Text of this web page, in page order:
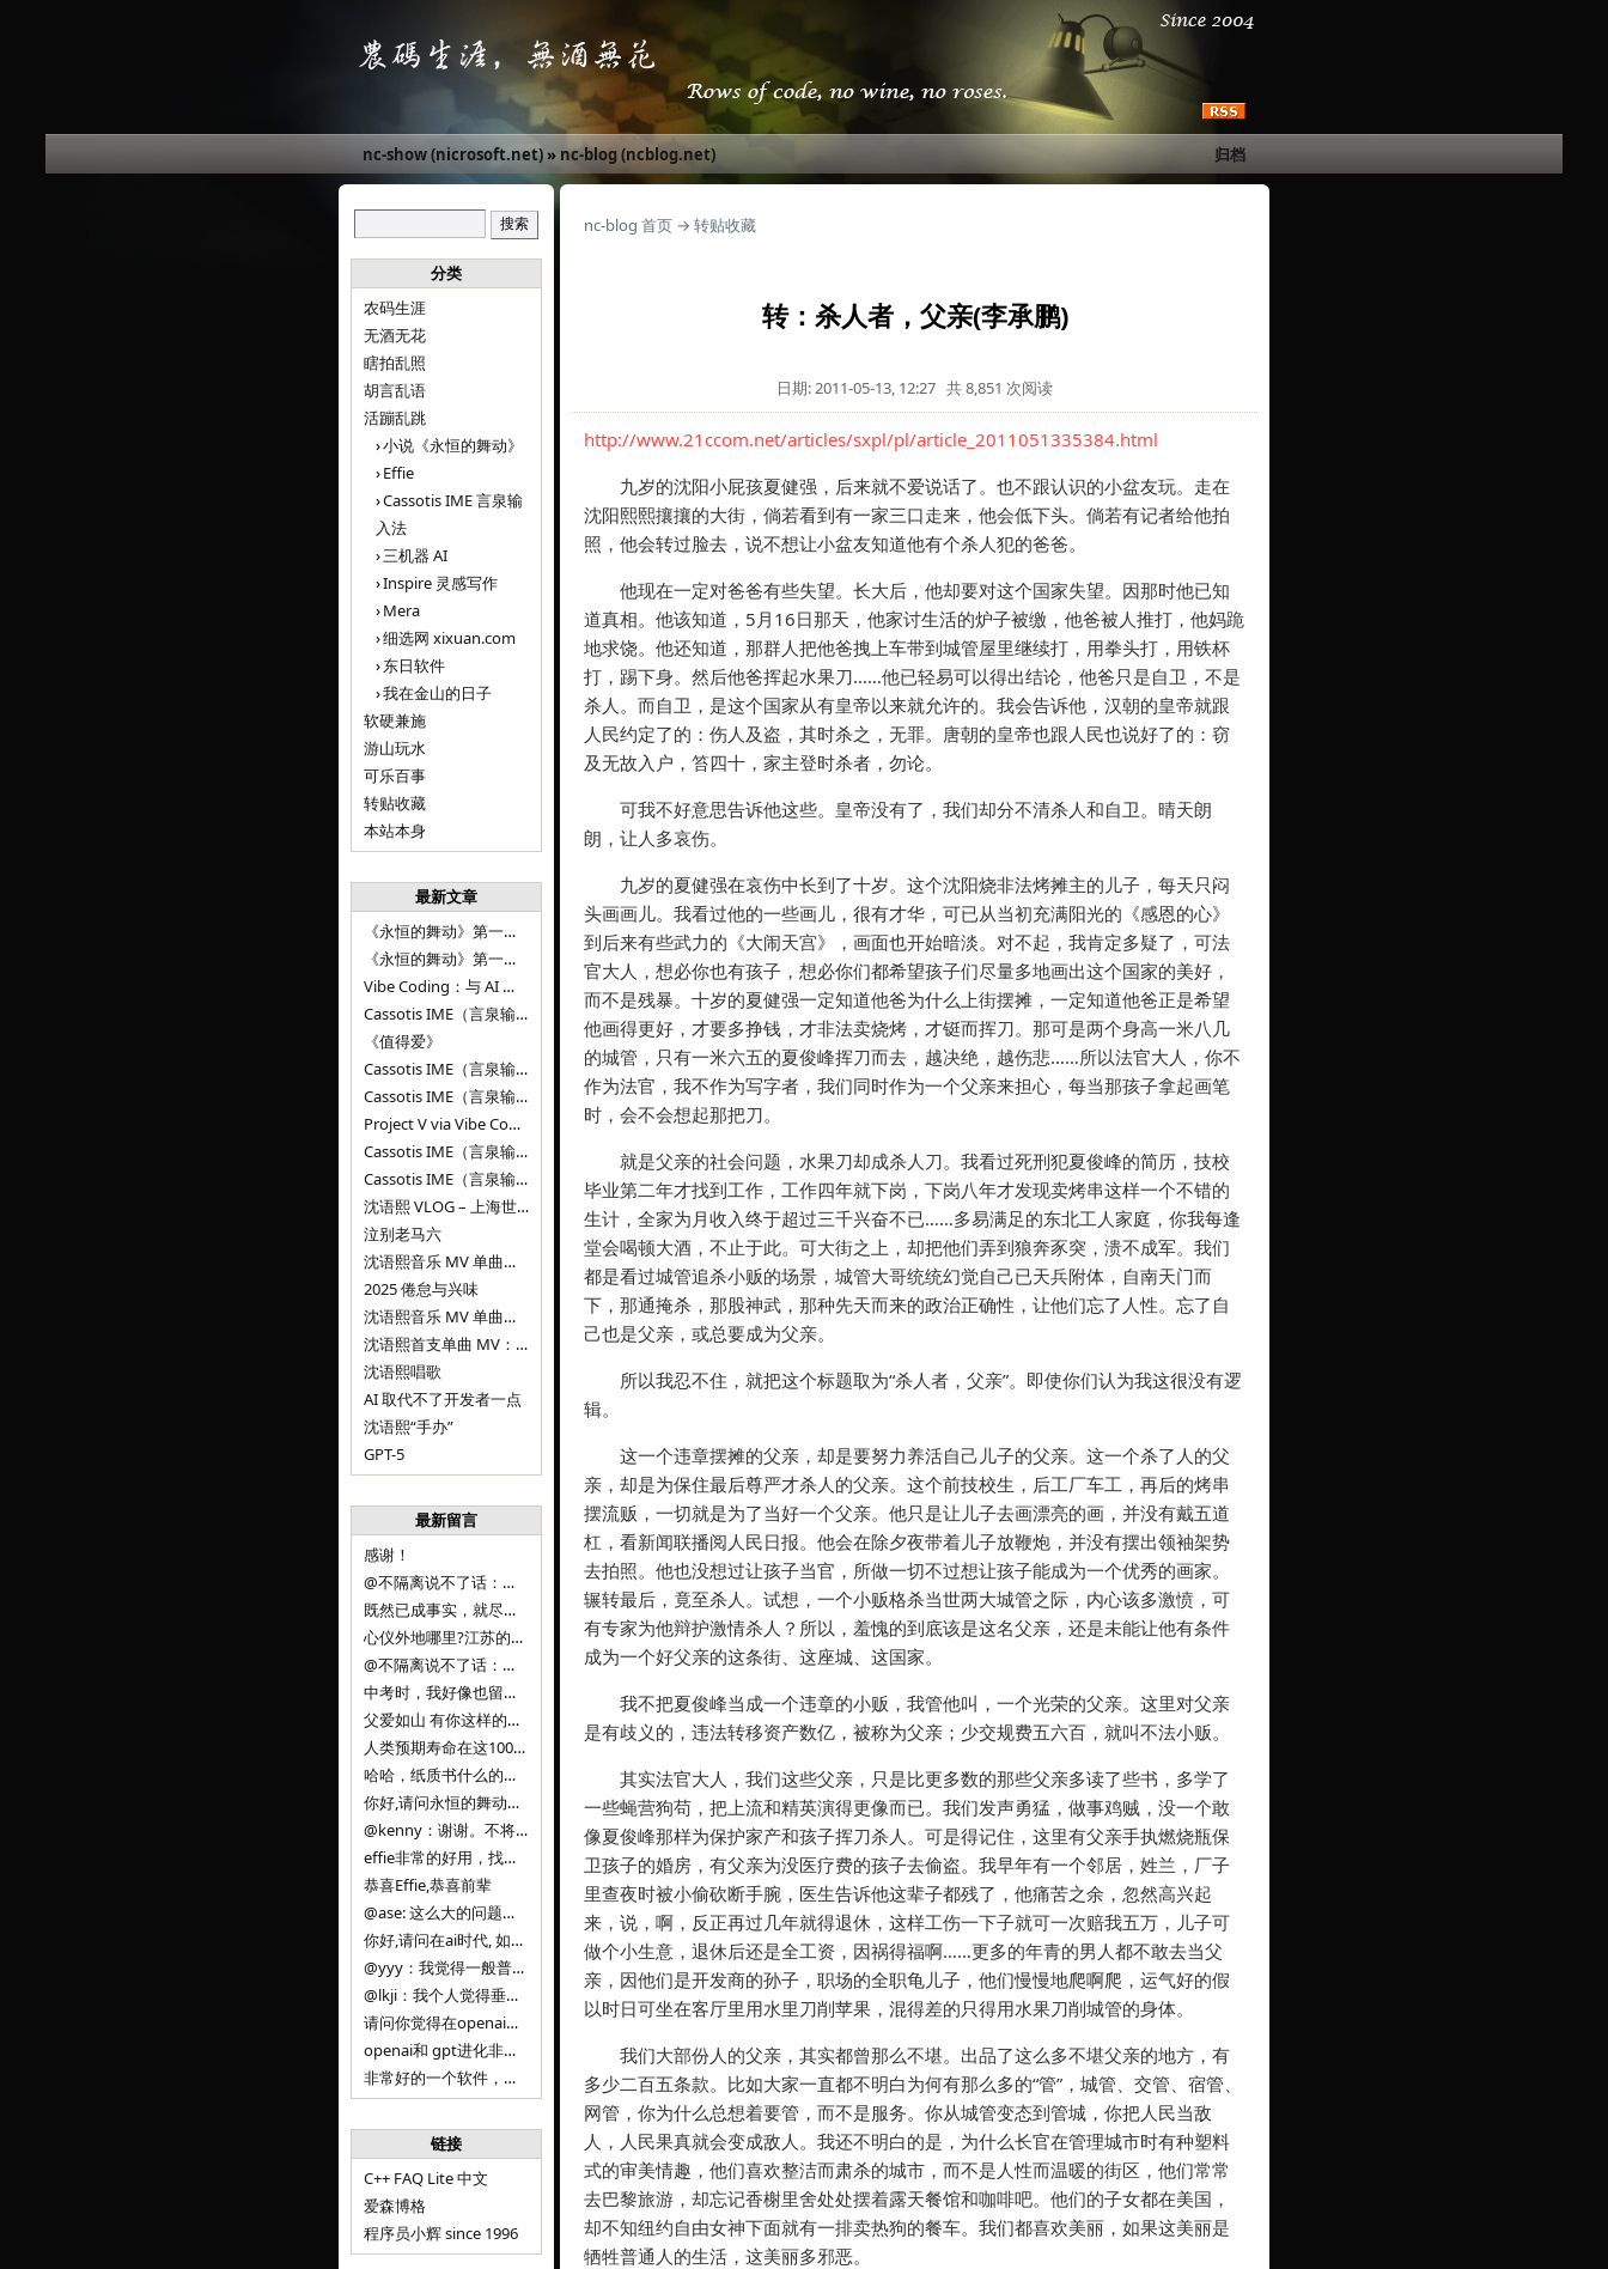
nc-show (nicrosoft.net)» nc-blog (ncblog.net) 归档
分类
农码生涯
无酒无花
瞎拍乱照
胡言乱语
活蹦乱跳
小说《永恒的舞动》
Effie
Cassotis IME 言泉输
入法
三机器 AI
Inspire 灵感写作
Mera
细选网 xixuan.com
东日软件
我在金山的日子
软硬兼施
游山玩水
可乐百事
转贴收藏
本站本身
最新文章
《永恒的舞动》第一百二十八章
《永恒的舞动》第一百二十七章
Vibe Coding：与 AI 并肩进步——言泉输入法 v0.4.1
Cassotis IME（言泉输入法）v0.3.1
《值得爱》
Cassotis IME（言泉输入法）v0.2.0
Cassotis IME（言泉输入法）v0.1.0
Project V via Vibe Coding
Cassotis IME（言泉输入法）阶段二
Cassotis IME（言泉输入法）
沈语熙 VLOG – 上海世博文化公园双子山
泣别老马六
沈语熙音乐 MV 单曲第三弹：代码与白T恤
2025 倦怠与兴味
沈语熙音乐 MV 单曲第二弹：优雅时间
沈语熙首支单曲 MV：告别的倒影
沈语熙唱歌
AI 取代不了开发者一点
沈语熙“手办”
GPT-5
最新留言
感谢！
@不隔离说不了话：浙江的
既然已成事实，就尽量接受了。 事情未能如愿已是不幸，没必要为此反复纠结来进行不必要的自我惩罚。 之前问过家里的小朋友是否想学编
心仪外地哪里?江苏的？顺其自然，全面发展才是。
@不隔离说不了话：确实，一晃三年。
中考时，我好像也留言过的，可乐好像和我们考得差不多。 一晃三年，我们江苏24年，物化生612分，女孩。 其实高考只是长跑的
父爱如山 有你这样的父亲做后盾，可乐未来的路一定会走得踏实又精彩
人类预期寿命在这100年，每2-3年增长一岁，到你们这一代大概率能到100岁，46岁还是正当年,可能不是八九点中的太阳了，但还是1
哈哈，纸质书什么的目前没有打算和计划，微信读书我不太熟悉，研究看看。目前，我只发在自己博客和起点上。关于小说内容方面，谢谢你的建议
你好,请问永恒的舞动什么时候可以出版纸质书,或者登陆微信读书.另外小说内容能不能更大气一些,不要只是局限于与一对男女的爱情和ai安
@kenny：谢谢。不将GIF显示为动图，主要是考虑到Effie本身的“极简、无干扰”的设计哲学，动图无疑是“干扰”之一。
effie非常的好用，找了很多年，终于找到这款，已经推荐给身边不少朋友使用和付费。有个小建议，文档里面是否可以增加gif的动图显示
恭喜Effie,恭喜前辈
@ase: 这么大的问题，我觉得我并没有答案。又或者说，每个人（公司）有自己的答案。
你好,请问在ai时代, 如何做软件. 是像以前那样,先构建软件的功能界面和服务,比如Office,嘀嘀打车,airbnb那样的界面
@yyy：我觉得一般普通人（非技术类以及非AI专业领域的人）会接触到的大语言模型肯定是大厂的超级模型。开源模型以后会更多被用在垂直
@lkji：我个人觉得垂直模型会自成一条发展线路的。AI 落地实际应用，一定还是垂直领域会更多。只是，垂直领域每个领域都不大，所以
请问你觉得在openai大语言模型一日千里的情况下，人们还需要去了解学习理解使用开源模型吗，还是说只需要使用openai的大语言模
openai和 gpt进化非常快， 还有垂直模型的机会吗
非常好的一个软件，恭喜。
链接
C++ FAQ Lite 中文
爱森博格
程序员小辉 since 1996
nc-blog 首页 → 转贴收藏
转：杀人者，父亲(李承鹏)
日期: 2011-05-13, 12:27 共 8,851 次阅读
http://www.21ccom.net/articles/sxpl/pl/article_2011051335384.html
九岁的沈阳小屁孩夏健强，后来就不爱说话了。也不跟认识的小盆友玩。走在
沈阳熙熙攘攘的大街，倘若看到有一家三口走来，他会低下头。倘若有记者给他拍
照，他会转过脸去，说不想让小盆友知道他有个杀人犯的爸爸。
他现在一定对爸爸有些失望。长大后，他却要对这个国家失望。因那时他已知
道真相。他该知道，5月16日那天，他家讨生活的炉子被缴，他爸被人推打，他妈跪
地求饶。他还知道，那群人把他爸拽上车带到城管屋里继续打，用拳头打，用铁杯
打，踢下身。然后他爸挥起水果刀……他已轻易可以得出结论，他爸只是自卫，不是
杀人。而自卫，是这个国家从有皇帝以来就允许的。我会告诉他，汉朝的皇帝就跟
人民约定了的：伤人及盗，其时杀之，无罪。唐朝的皇帝也跟人民也说好了的：窃
及无故入户，笞四十，家主登时杀者，勿论。
可我不好意思告诉他这些。皇帝没有了，我们却分不清杀人和自卫。晴天朗
朗，让人多哀伤。
九岁的夏健强在哀伤中长到了十岁。这个沈阳烧非法烤摊主的儿子，每天只闷
头画画儿。我看过他的一些画儿，很有才华，可已从当初充满阳光的《感恩的心》
到后来有些武力的《大闹天宫》，画面也开始暗淡。对不起，我肯定多疑了，可法
官大人，想必你也有孩子，想必你们都希望孩子们尽量多地画出这个国家的美好，
而不是残暴。十岁的夏健强一定知道他爸为什么上街摆摊，一定知道他爸正是希望
他画得更好，才要多挣钱，才非法卖烧烤，才铤而挥刀。那可是两个身高一米八几
的城管，只有一米六五的夏俊峰挥刀而去，越决绝，越伤悲……所以法官大人，你不
作为法官，我不作为写字者，我们同时作为一个父亲来担心，每当那孩子拿起画笔
时，会不会想起那把刀。
就是父亲的社会问题，水果刀却成杀人刀。我看过死刑犯夏俊峰的简历，技校
毕业第二年才找到工作，工作四年就下岗，下岗八年才发现卖烤串这样一个不错的
生计，全家为月收入终于超过三千兴奋不已……多易满足的东北工人家庭，你我每逢
堂会喝顿大酒，不止于此。可大街之上，却把他们弄到狼奔豕突，溃不成军。我们
都是看过城管追杀小贩的场景，城管大哥统统幻觉自己已天兵附体，自南天门而
下，那通掩杀，那股神武，那种先天而来的政治正确性，让他们忘了人性。忘了自
己也是父亲，或总要成为父亲。
所以我忍不住，就把这个标题取为“杀人者，父亲”。即使你们认为我这很没有逻
辑。
这一个违章摆摊的父亲，却是要努力养活自己儿子的父亲。这一个杀了人的父
亲，却是为保住最后尊严才杀人的父亲。这个前技校生，后工厂车工，再后的烤串
摆流贩，一切就是为了当好一个父亲。他只是让儿子去画漂亮的画，并没有戴五道
杠，看新闻联播阅人民日报。他会在除夕夜带着儿子放鞭炮，并没有摆出领袖架势
去拍照。他也没想过让孩子当官，所做一切不过想让孩子能成为一个优秀的画家。
辗转最后，竟至杀人。试想，一个小贩格杀当世两大城管之际，内心该多激愤，可
有专家为他辩护激情杀人？所以，羞愧的到底该是这名父亲，还是未能让他有条件
成为一个好父亲的这条街、这座城、这国家。
我不把夏俊峰当成一个违章的小贩，我管他叫，一个光荣的父亲。这里对父亲
是有歧义的，违法转移资产数亿，被称为父亲；少交规费五六百，就叫不法小贩。
其实法官大人，我们这些父亲，只是比更多数的那些父亲多读了些书，多学了
一些蝇营狗苟，把上流和精英演得更像而已。我们发声勇猛，做事鸡贼，没一个敢
像夏俊峰那样为保护家产和孩子挥刀杀人。可是得记住，这里有父亲手执燃烧瓶保
卫孩子的婚房，有父亲为没医疗费的孩子去偷盗。我早年有一个邻居，姓兰，厂子
里查夜时被小偷砍断手腕，医生告诉他这辈子都残了，他痛苦之余，忽然高兴起
来，说，啊，反正再过几年就得退休，这样工伤一下子就可一次赔我五万，儿子可
做个小生意，退休后还是全工资，因祸得福啊……更多的年青的男人都不敢去当父
亲，因他们是开发商的孙子，职场的全职龟儿子，他们慢慢地爬啊爬，运气好的假
以时日可坐在客厅里用水里刀削苹果，混得差的只得用水果刀削城管的身体。
我们大部份人的父亲，其实都曾那么不堪。出品了这么多不堪父亲的地方，有
多少二百五条款。比如大家一直都不明白为何有那么多的“管”，城管、交管、宿管、
网管，你为什么总想着要管，而不是服务。你从城管变态到管城，你把人民当敌
人，人民果真就会变成敌人。我还不明白的是，为什么长官在管理城市时有种塑料
式的审美情趣，他们喜欢整洁而肃杀的城市，而不是人性而温暖的街区，他们常常
去巴黎旅游，却忘记香榭里舍处处摆着露天餐馆和咖啡吧。他们的子女都在美国，
却不知纽约自由女神下面就有一排卖热狗的餐车。我们都喜欢美丽，如果这美丽是
牺牲普通人的生活，这美丽多邪恶。